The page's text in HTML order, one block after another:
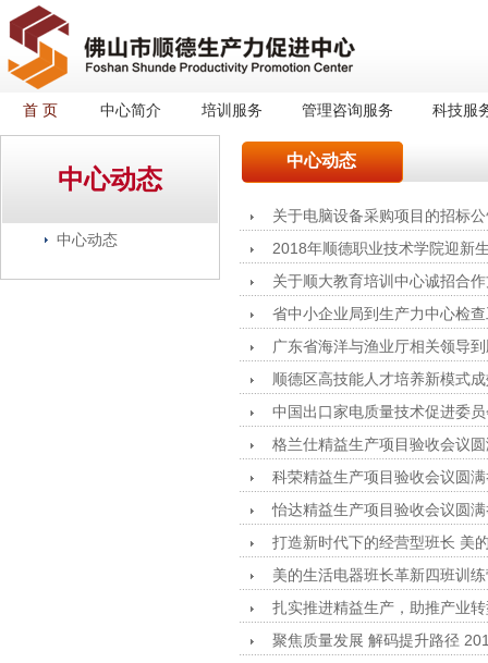
首 页 中心简介 培训服务 管理咨询服务 科技服
中心动态
中心动态
中心动态
关于电脑设备采购项目的招标
2018年顺德职业技术学院迎新
关于顺大教育培训中心诚招合
省中小企业局到生产力中心检
广东省海洋与渔业厅相关领导
顺德区高技能人才培养新模式
中国出口家电质量技术促进委
格兰仕精益生产项目验收会议
科荣精益生产项目验收会议圆
怡达精益生产项目验收会议圆
打造新时代下的经营型班长 美
美的生活电器班长革新四班训
扎实推进精益生产，助推产业
聚焦质量发展 解码提升路径